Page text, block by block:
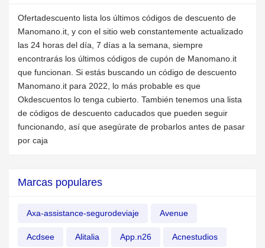
Ofertadescuento lista los últimos códigos de descuento de
Manomano.it, y con el sitio web constantemente actualizado
las 24 horas del día, 7 días a la semana, siempre
encontrarás los últimos códigos de cupón de Manomano.it
que funcionan. Si estás buscando un código de descuento
Manomano.it para 2022, lo más probable es que
Okdescuentos lo tenga cubierto. También tenemos una lista
de códigos de descuento caducados que pueden seguir
funcionando, así que asegúrate de probarlos antes de pasar
por caja
Marcas populares
Axa-assistance-segurodeviaje Avenue
Acdsee Alitalia App.n26 Acnestudios